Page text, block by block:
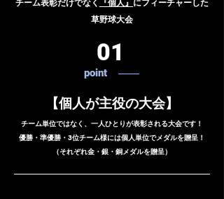
​チーム表彰だけでなく 『個人』 にフィーチャーした
草野球大会
01
point
【個人が主役の大会】
​チーム単位ではなく、一人ひとりが表彰される大会です！
優勝・準優勝・3位チーム様には個人単位でメダルを贈呈！
​（それぞれ金・銀・銅メダルを贈呈）